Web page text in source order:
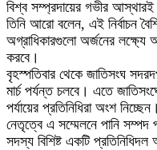
বিশ্ব সম্প্রদায়ের গভীর
তিনি আরো বলেন, এই নির্বাচন
অগ্রাধিকারগুলো অর্জনের
করবে।
বৃহস্পতিবার থেকে জাতিসংঘ
মার্চ পর্যন্ত চলবে। এতে
পর্যায়ের প্রতিনিধিরা অংশ
নেতৃত্বে এ সম্মেলনে পানি সম্পদ
সদস্য বিশিষ্ট একটি